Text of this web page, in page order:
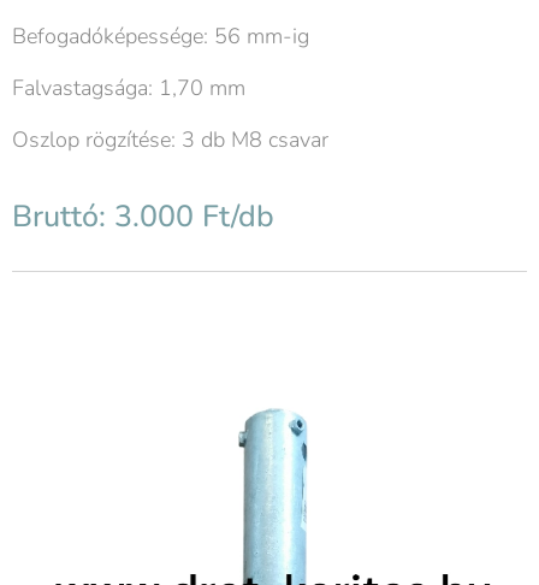
Befogadóképessége: 56 mm-ig
Falvastagsága: 1,70 mm
Oszlop rögzítése: 3 db M8 csavar
Bruttó: 3.000 Ft/db